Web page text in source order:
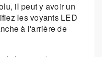
il peut y avoir un
les voyants LED
à l'arrière de